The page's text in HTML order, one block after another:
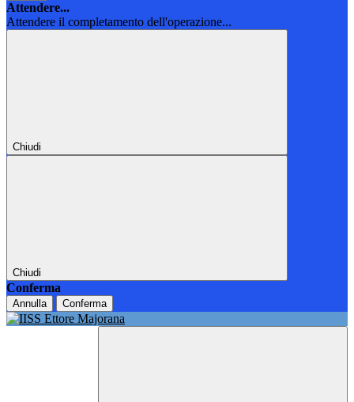
Attendere...
Attendere il completamento dell'operazione...
Chiudi
Chiudi
Conferma
Annulla Conferma